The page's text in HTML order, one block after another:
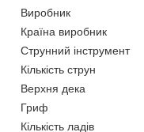
Виробник
Країна виробник
Струнний інструмент
Кількість струн
Верхня дека
Гриф
Кількість ладів